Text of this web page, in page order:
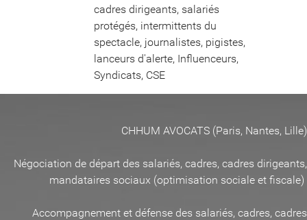
cadres dirigeants, salariés
protégés, intermittents du
spectacle, journalistes, pigistes,
lanceurs d'alerte, Influenceurs,
Syndicats, CSE
CHHUM AVOCATS (Paris, Nantes, Lille)
Négociation de départ des salariés, cadres, cadres dirigeants,
mandataires sociaux (optimisation sociale et fiscale)
Accompagnement et défense des salariés, cadres, cadres